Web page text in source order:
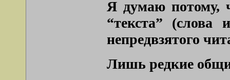
Я думаю потому,
“текста”
непредвзятого
Лишь редкие